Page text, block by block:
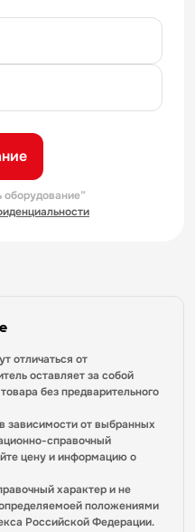
отличаться от
оставляет за собой
без предварительного
зависимости от выбранных
справочный
цену и информацию о
характер и не
положениями
Российской Федерации.